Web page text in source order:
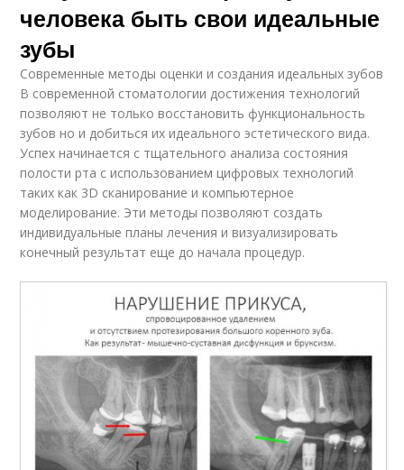
человека быть свои идеальные
зубы
Современные методы оценки и создания идеальных зубов
В современной стоматологии достижения технологий
позволяют не только восстановить функциональность
зубов но и добиться их идеального эстетического вида.
Успех начинается с тщательного анализа состояния
полости рта с использованием цифровых технологий
таких как 3D сканирование и компьютерное
моделирование. Эти методы позволяют создать
индивидуальные планы лечения и визуализировать
конечный результат еще до начала процедур.